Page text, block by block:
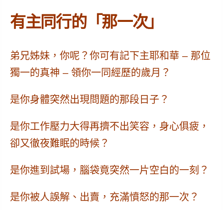
有主同行的「那一次」
弟兄姊妹，你呢？你可有記下主耶和華 – 那位
獨一的真神 – 領你一同經歷的歲月？
是你身體突然出現問題的那段日子？
是你工作壓力大得再擠不出笑容，身心俱疲，
卻又徹夜難眠的時候？
是你進到試場，腦袋竟突然一片空白的一刻？
是你被人誤解、出賣，充滿憤怒的那一次？